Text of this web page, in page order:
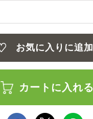
お気に入りに追加
カートに入れる